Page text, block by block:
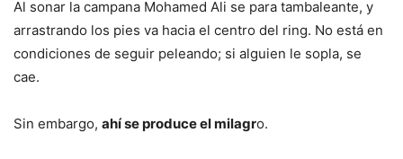
Al sonar la campana Mohamed Ali se para tambaleante, y
arrastrando los pies va hacia el centro del ring. No está en
condiciones de seguir peleando; si alguien le sopla, se
cae.
Sin embargo, ahí se produce el milagro.